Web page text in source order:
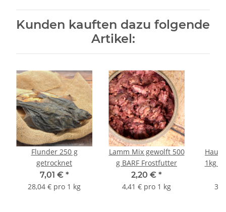
Kunden kauften dazu folgende
Artikel:
Flunder 250 g
getrocknet
7,01 € *
28,04 € pro 1 kg
Lamm Mix gewolft 500
g BARF Frostfutter
2,20 € *
4,41 € pro 1 kg